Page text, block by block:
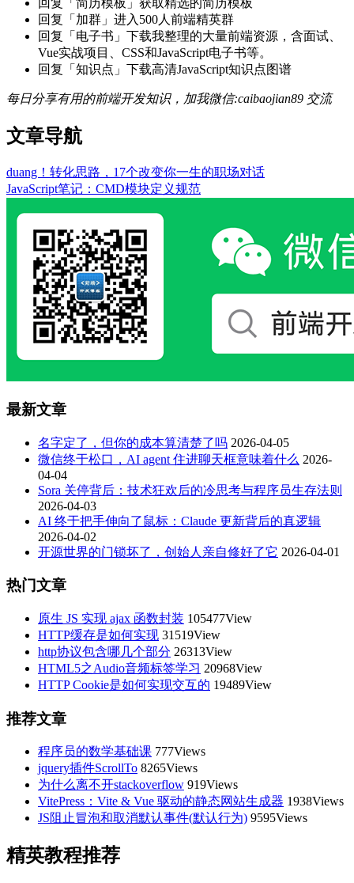
回复「简历模板」获取精选的简历模板
回复「加群」进入500人前端精英群
回复「电子书」下载我整理的大量前端资源，含面试、
Vue实战项目、CSS和JavaScript电子书等。
回复「知识点」下载高清JavaScript知识点图谱
每日分享有用的前端开发知识，加我微信:caibaojian89 交流
文章导航
duang！转化思路，17个改变你一生的职场对话
JavaScript笔记：CMD模块定义规范
最新文章
名字定了，但你的成本算清楚了吗 2026-04-05
微信终于松口，AI agent 住进聊天框意味着什么 2026-
04-04
Sora 关停背后：技术狂欢后的冷思考与程序员生存法则
2026-04-03
AI 终于把手伸向了鼠标：Claude 更新背后的真逻辑
2026-04-02
开源世界的门锁坏了，创始人亲自修好了它 2026-04-01
热门文章
原生 JS 实现 ajax 函数封装 105477View
HTTP缓存是如何实现 31519View
http协议包含哪几个部分 26313View
HTML5之Audio音频标签学习 20968View
HTTP Cookie是如何实现交互的 19489View
推荐文章
程序员的数学基础课 777Views
jquery插件ScrollTo 8265Views
为什么离不开stackoverflow 919Views
VitePress：Vite & Vue 驱动的静态网站生成器 1938Views
JS阻止冒泡和取消默认事件(默认行为) 9595Views
精英教程推荐